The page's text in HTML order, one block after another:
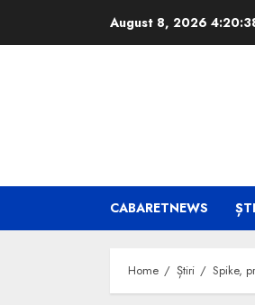
August 8, 2026
CABARETNEWS
Home Știri Spike,